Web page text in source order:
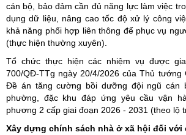
cán bộ, bảo đảm cần đủ năng lực làm việc
dụng dữ liệu, nâng cao tốc độ xử lý công
khả năng phối hợp liên thông để phục vụ
(thực hiện thường xuyên).
Tổ chức thực hiện các nhiệm vụ được
700/QĐ-TTg ngày 20/4/2026 của Thủ tướng
Đề án tăng cường bồi dưỡng đội ngũ cán
phường, đặc khu đáp ứng yêu cầu vận
phương 2 cấp giai đoạn 2026 - 2031 (theo lộ
Xây dựng chính sách nhà ở xã hội đối với